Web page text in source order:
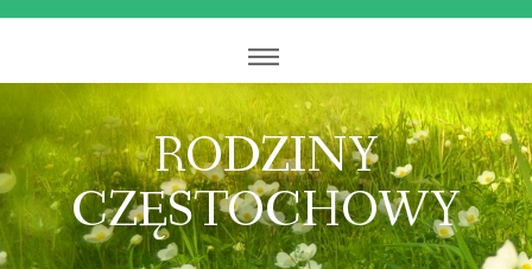
RODZINY
CZĘSTOCHOWY